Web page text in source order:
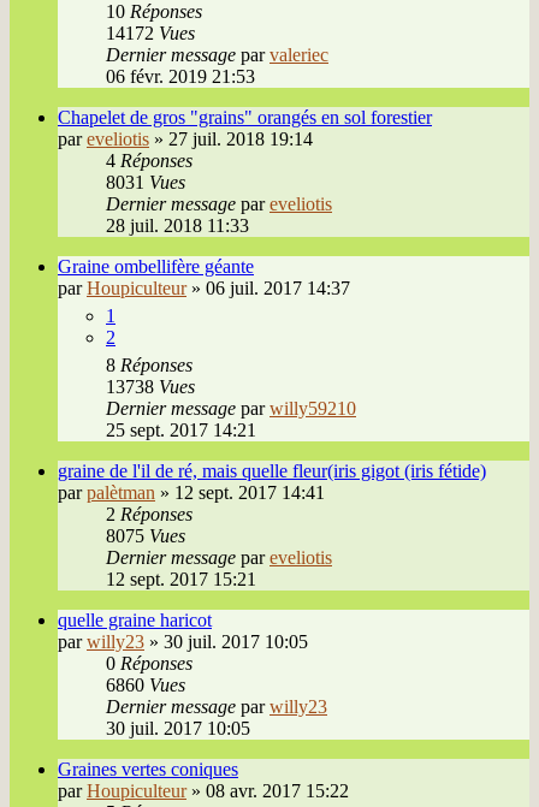
10 Réponses
14172 Vues
Dernier message parvaleriec
06 févr. 2019 21:53
Chapelet de gros "grains" orangés en sol forestier
pareveliotis » 27 juil. 2018 19:14
4 Réponses
8031 Vues
Dernier message pareveliotis
28 juil. 2018 11:33
Graine ombellifère géante
parHoupiculteur» 06 juil. 2017 14:37
1
2
8 Réponses
13738 Vues
Dernier message parwilly59210
25 sept. 2017 14:21
graine de l'il de ré, mais quelle fleur(iris gigot (iris fétide)
parpalètman » 12 sept. 2017 14:41
2 Réponses
8075 Vues
Dernier message pareveliotis
12 sept. 2017 15:21
quelle graine haricot
parwilly23 » 30 juil. 2017 10:05
0 Réponses
6860 Vues
Dernier message parwilly23
30 juil. 2017 10:05
Graines vertes coniques
parHoupiculteur» 08 avr. 2017 15:22